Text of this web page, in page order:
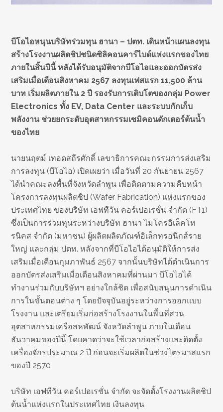
บีโอไอหนุนบริษัทร่วมทุน ฮานา – ปตท. เดินหน้าแผนลงทุน
สร้างโรงงานผลิตชิปชนิดซิลิคอนคาร์ไบด์แห่งแรกของไทย
ภายในสิ้นปีนี้ หลังได้รับอนุมัติจากบีโอไอและออกบัตรส่ง
เสริมเมื่อเดือนสิงหาคม 2567 ลงทุนเฟสแรก 11,500 ล้าน
บาท เริ่มผลิตภายใน 2 ปี รองรับการเติบโตของกลุ่ม Power
Electronics ทั้ง EV, Data Center และระบบกักเก็บ
พลังงาน ช่วยยกระดับอุตสาหกรรมเซมิคอนดักเตอร์ต้นน้ำ
ของไทย
นายนฤตม์ เทอดสถีรศักดิ์ เลขาธิการคณะกรรมการส่งเสริม
การลงทุน (บีโอไอ) เปิดเผยว่า เมื่อวันที่ 20 กันยายน 2567
ได้นำคณะลงพื้นที่จังหวัดลำพูน เพื่อติดตามความคืบหน้า
โครงการลงทุนผลิตชิป (Wafer Fabrication) แห่งแรกของ
ประเทศไทย ของบริษัท เอฟทีวัน คอร์เปอเรชั่น จำกัด (FT1)
ซึ่งเป็นการร่วมทุนระหว่างบริษัท ฮานา ไมโครอิเล็คโท
รนิคส จำกัด (มหาชน) ผู้ผลิตผลิตภัณฑ์อิเล็กทรอนิกส์ราย
ใหญ่ และกลุ่ม ปตท. หลังจากที่บีโอไอได้อนุมัติให้การส่ง
เสริมเมื่อเดือนกุมภาพันธ์ 2567 จากนั้นบริษัทได้ดำเนินการ
ออกบัตรส่งเสริมเมื่อเดือนสิงหาคมที่ผ่านมา บีโอไอได้
ทำงานร่วมกับบริษัทฯ อย่างใกล้ชิด เพื่อสนับสนุนการดำเนิน
การในขั้นตอนต่าง ๆ โดยปัจจุบันอยู่ระหว่างการออกแบบ
โรงงาน และเตรียมเริ่มก่อสร้างโรงงานในพื้นที่สวน
อุตสาหกรรมเครือสหพัฒน์ จังหวัดลำพูน ภายในเดือน
ธันวาคมของปีนี้ โดยคาดว่าจะใช้เวลาก่อสร้างและติดตั้ง
เครื่องจักรประมาณ 2 ปี ก่อนจะเริ่มผลิตในช่วงไตรมาสแรก
ของปี 2570
บริษัท เอฟทีวัน คอร์เปอเรชั่น จำกัด จะจัดตั้งโรงงานผลิตชิป
ต้นน้ำแห่งแรกในประเทศไทย เงินลงทุน